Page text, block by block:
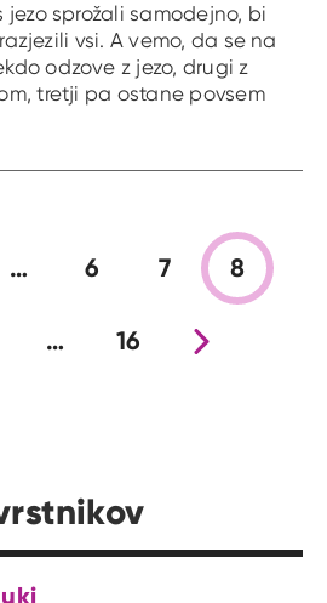
sprožali samodejno, bi
vsi. A vemo, da se na
odzove z jezo, drugi z
tretji pa ostane povsem
… 6 7 8
… 16Nova stran